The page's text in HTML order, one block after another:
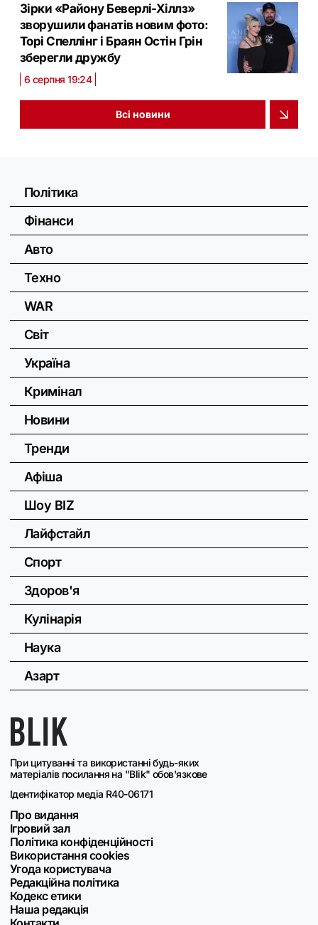
Зірки «Району Беверлі-Хіллз»
зворушили фанатів новим фото:
Торі Спеллінг і Браян Остін Грін
зберегли дружбу
6 серпня 19:24
Всі новини
При цитуванні та використанні будь-яких
матеріалів посилання на "Blik" обов'язкове
Ідентифікатор медіа R40-06171
Про видання
Ігровий зал
Політика конфіденційності
Використання cookies
Угода користувача
Редакційна політика
Кодекс етики
Наша редакція
Політика
Фінанси
Авто
Техно
WAR
Світ
Україна
Кримінал
Новини
Тренди
Афіша
Шоу BIZ
Лайфстайл
Спорт
Здоров'я
Кулінарія
Наука
Азарт